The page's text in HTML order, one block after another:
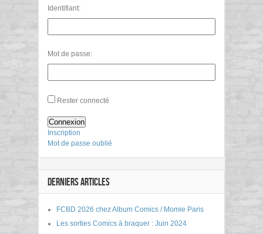
Identifiant:
Mot de passe:
Rester connecté
Connexion
Inscription
Mot de passe oublié
DERNIERS ARTICLES
FCBD 2026 chez Album Comics / Momie Paris
Les sorties Comics à braquer : Juin 2024